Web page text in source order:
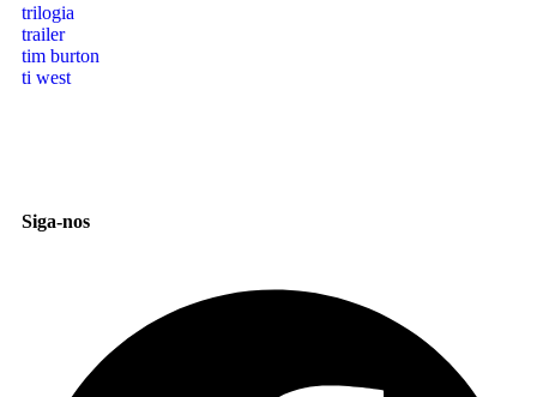
trilogia
trailer
tim burton
ti west
Siga-nos